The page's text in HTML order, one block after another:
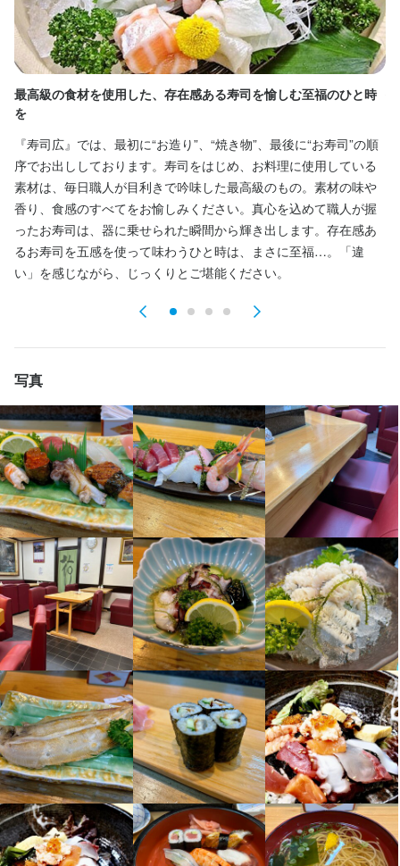
最高級の食材を使用した、存在感ある寿司を愉しむ至福のひと時
を
『寿司広』では、最初に“お造り”、“焼き物”、最後に“お寿司”の順
序でお出ししております。寿司をはじめ、お料理に使用している
素材は、毎日職人が目利きで吟味した最高級のもの。素材の味や
香り、食感のすべてをお愉しみください。真心を込めて職人が握
ったお寿司は、器に乗せられた瞬間から輝き出します。存在感あ
るお寿司を五感を使って味わうひと時は、まさに至福…。「違
い」を感じながら、じっくりとご堪能ください。
写真
ご応募をお待ちしております。
店名
寿司広
勤務地
大阪府大阪市東淀川区東中島1-20-19
連絡先
066-323-9623
最終更新日2025/04/03
必須スキル・経験
未経験でも歓迎
選考の流れ
応募後、3日ぐらいで連絡いたしますがお急ぎの方は直接TELして
ください。
お店の採用担当者からのメッセージ
少しでも興味がありましたらご連絡お待ちしております。
寿司広
勤務地
大阪府大阪市東淀川区東中島1-20-19
連絡先
066-323-9623
法人名・事業者名
寿司広
最終更新日2025/01/18
応募資格
必須スキル・経験
飲食店での調理経験
本当に調理、接客が好きな方は未経験でも構いません。
求める人物像
・美味しい料理で人を喜ばせたい方
・好奇心を持って仕事に取り組める方
・誠実に仕事に取り組める方
・将来、店を任せられる人材
ELにてご確認ください。
お店の採用担当者からのメッセージ
創業５１年目になる老舗です。少しでも興味がありましたら気軽
に問い合わせお願いします。
店名
寿司広
勤務地
大阪府大阪市東淀川区東中島1-20-19
連絡先
066-323-9623
法人名・事業者名